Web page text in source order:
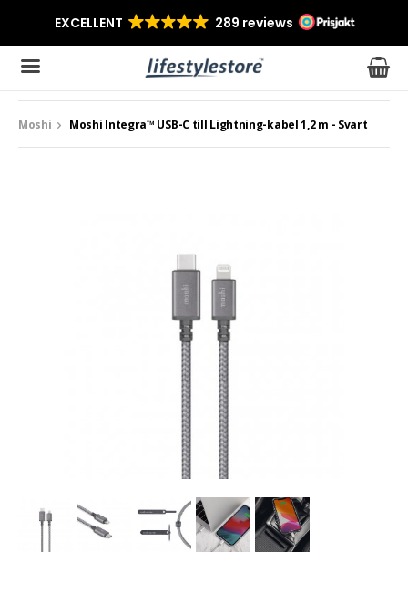
Produkten har blivit tillagd i varukorgen
Moshi Moshi Integra™ USB-C till Lightning-kabel 1,2 m - Svart